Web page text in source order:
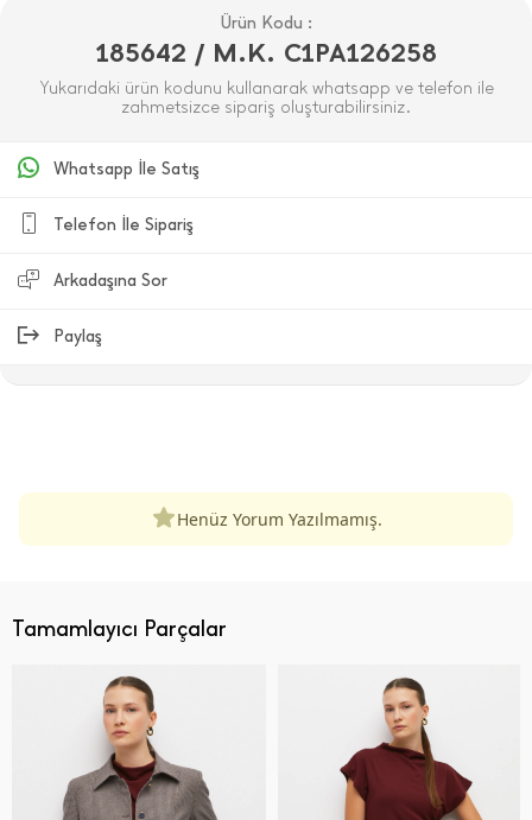
Ürün Kodu :
185642 / M.K. C1PA126258
Yukarıdaki ürün kodunu kullanarak whatsapp ve telefon ile
zahmetsizce sipariş oluşturabilirsiniz.
Whatsapp İle Satış
Telefon İle Sipariş
Arkadaşına Sor
Paylaş
Henüz Yorum Yazılmamış.
Tamamlayıcı Parçalar